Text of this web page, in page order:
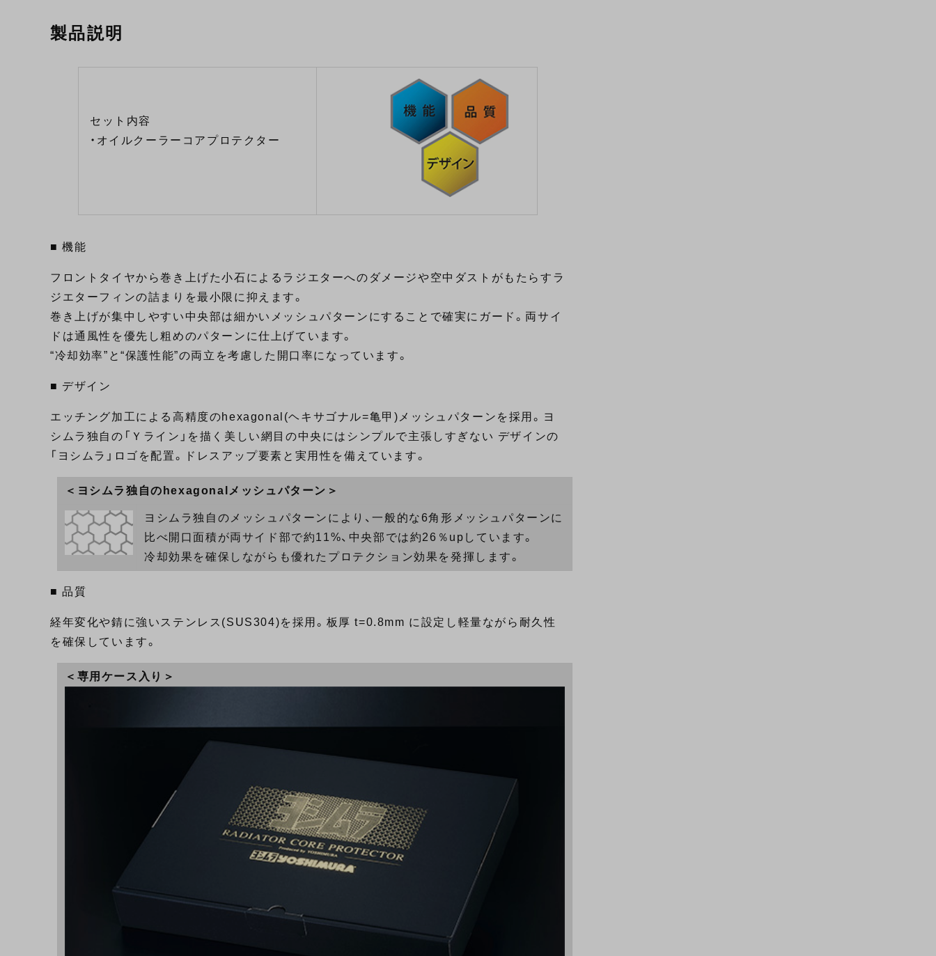
製品説明
セット内容
・オイルクーラーコアプロテクター
■ 機能
フロントタイヤから巻き上げた小石によるラジエターへのダメージや空中ダストがもたらすラ
ジエターフィンの詰まりを最小限に抑えます。
巻き上げが集中しやすい中央部は細かいメッシュパターンにすることで確実にガード。両サイ
ドは通風性を優先し粗めのパターンに仕上げています。
“冷却効率”と“保護性能”の両立を考慮した開口率になっています。
■ デザイン
エッチング加工による高精度のhexagonal(ヘキサゴナル=亀甲)メッシュパターンを採用。ヨ
シムラ独自の「Ｙライン」を描く美しい網目の中央にはシンプルで主張しすぎない デザインの
「ヨシムラ」ロゴを配置。ドレスアップ要素と実用性を備えています。
＜ヨシムラ独自のhexagonalメッシュパターン＞
ヨシムラ独自のメッシュパターンにより、一般的な6角形メッシュパターンに
比べ開口面積が両サイド部で約11%、中央部では約26％upしています。
冷却効果を確保しながらも優れたプロテクション効果を発揮します。
■ 品質
経年変化や錆に強いステンレス(SUS304)を採用。板厚 t=0.8mm に設定し軽量ながら耐久性
を確保しています。
＜専用ケース入り＞